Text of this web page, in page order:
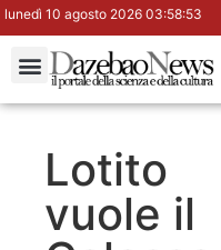
lunedì 10 agosto 2026 03:58:54
Lotito
vuole il